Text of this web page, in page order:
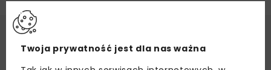
Twoja prywatność jest dla nas ważna